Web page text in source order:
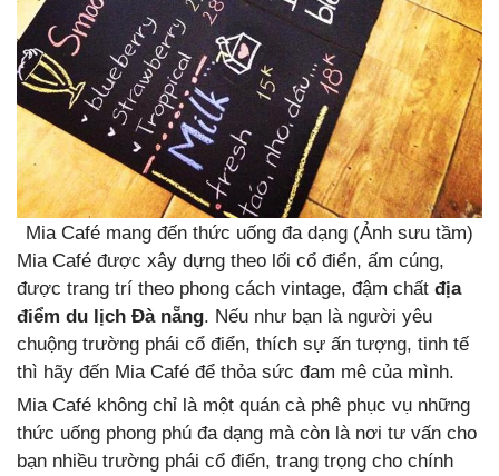
Mia Café mang đến thức uống đa dạng (Ảnh sưu tầm)
Mia Café được xây dựng theo lối cổ điển, ấm cúng,
được trang trí theo phong cách vintage, đậm chất địa
điểm du lịch Đà nẵng. Nếu như bạn là người yêu
chuộng trường phái cổ điển, thích sự ấn tượng, tinh tế
thì hãy đến Mia Café để thỏa sức đam mê của mình.
Mia Café không chỉ là một quán cà phê phục vụ những
thức uống phong phú đa dạng mà còn là nơi tư vấn cho
bạn nhiều trường phái cổ điển, trang trọng cho chính